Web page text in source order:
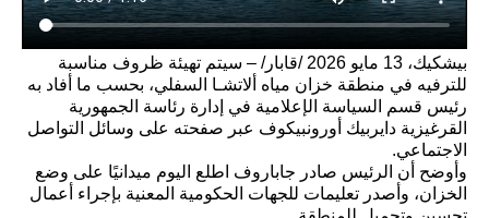
بيشكيك، 13 مايو 2026 /قابار/ – سيتم تهيئة ظروف مناسبة
للترفيه في منطقة خزان مياه ألاتشـا السفلي، بحسب ما أفاد به
رئيس قسم السياسة الإعلامية في إدارة رئاسة الجمهورية
القرغيزية دايربيك أورونبيكوف عبر صفحته على وسائل التواصل
الاجتماعي.
وأوضح أن الرئيس صادر جاباروف اطلع اليوم ميدانيًا على وضع
الخزان، وأصدر تعليمات للجهات الحكومية المعنية بإجراء أعمال